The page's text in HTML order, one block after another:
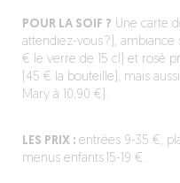
POUR LA SOIF ? Une carte
attendiez-vous ?), ambiance
€ le verre de 15 cl) et rosé
(45 € la bouteille), mais
Mary à 10,90 €).
LES PRIX :entrées 9-35 €,
menus enfants 15-19 €.